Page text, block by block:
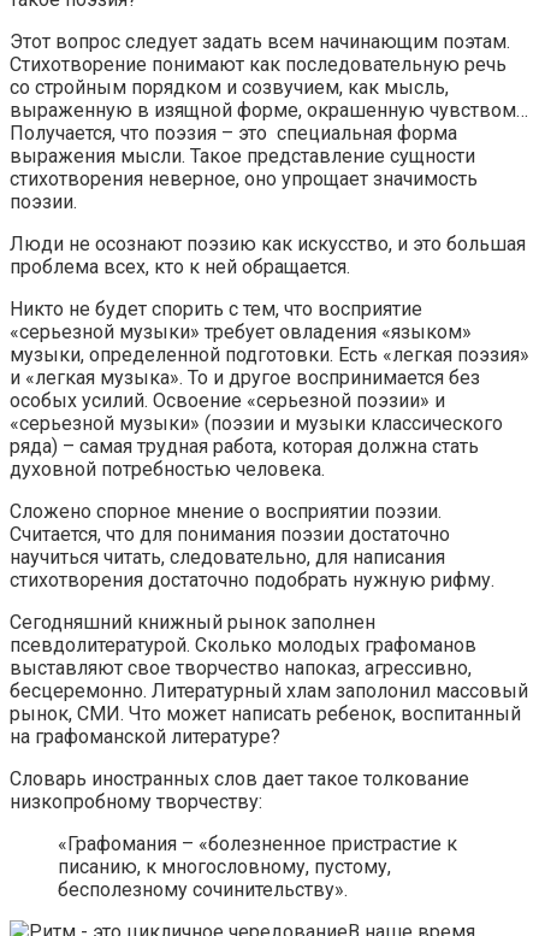
Этот вопрос следует задать всем начинающим поэтам.
Стихотворение понимают как последовательную речь
со стройным порядком и созвучием, как мысль,
выраженную в изящной форме, окрашенную чувством…
Получается, что поэзия – это специальная форма
выражения мысли. Такое представление сущности
стихотворения неверное, оно упрощает значимость
поэзии.
Люди не осознают поэзию как искусство, и это большая
проблема всех, кто к ней обращается.
Никто не будет спорить с тем, что восприятие
«серьезной музыки» требует овладения «языком»
музыки, определенной подготовки. Есть «легкая поэзия»
и «легкая музыка». То и другое воспринимается без
особых усилий. Освоение «серьезной поэзии» и
«серьезной музыки» (поэзии и музыки классического
ряда) – самая трудная работа, которая должна стать
духовной потребностью человека.
Сложено спорное мнение о восприятии поэзии.
Считается, что для понимания поэзии достаточно
научиться читать, следовательно, для написания
стихотворения достаточно подобрать нужную рифму.
Сегодняшний книжный рынок заполнен
псевдолитературой. Сколько молодых графоманов
выставляют свое творчество напоказ, агрессивно,
бесцеремонно. Литературный хлам заполонил массовый
рынок, СМИ. Что может написать ребенок, воспитанный
на графоманской литературе?
Словарь иностранных слов дает такое толкование
низкопробному творчеству:
«Графомания – «болезненное пристрастие к
писанию, к многословному, пустому,
бесполезному сочинительству».